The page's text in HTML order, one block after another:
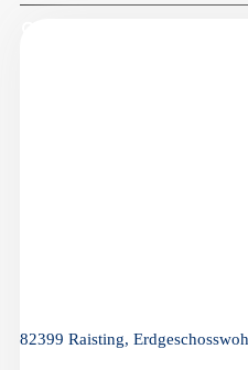
82399 Raisting,